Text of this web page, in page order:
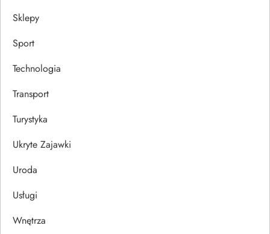
Sklepy
Sport
Technologia
Transport
Turystyka
Ukryte Zajawki
Uroda
Usługi
Wnętrza